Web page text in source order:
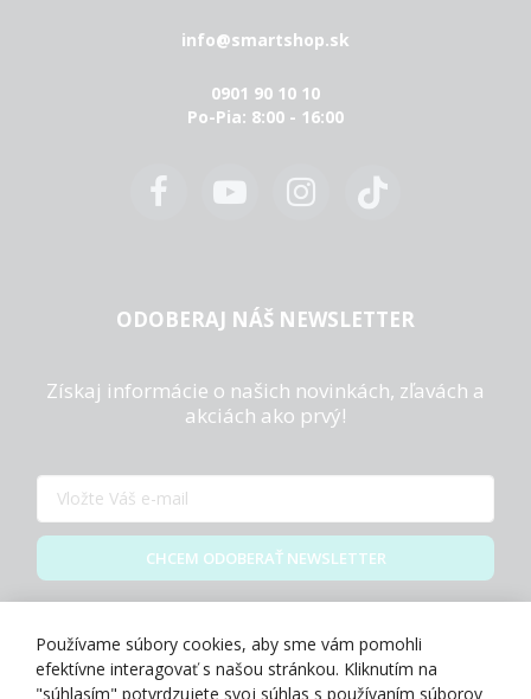
info@smartshop.sk
0901 90 10 10
Po-Pia: 8:00 - 16:00
ODOBERAJ NÁŠ NEWSLETTER
Získaj informácie o našich novinkách, zľavách a
akciách ako prvý!
CHCEM ODOBERAŤ NEWSLETTER
Používame súbory cookies, aby sme vám pomohli
efektívne interagovať s našou stránkou. Kliknutím na
"súhlasím" potvrdzujete svoj súhlas s používaním súborov